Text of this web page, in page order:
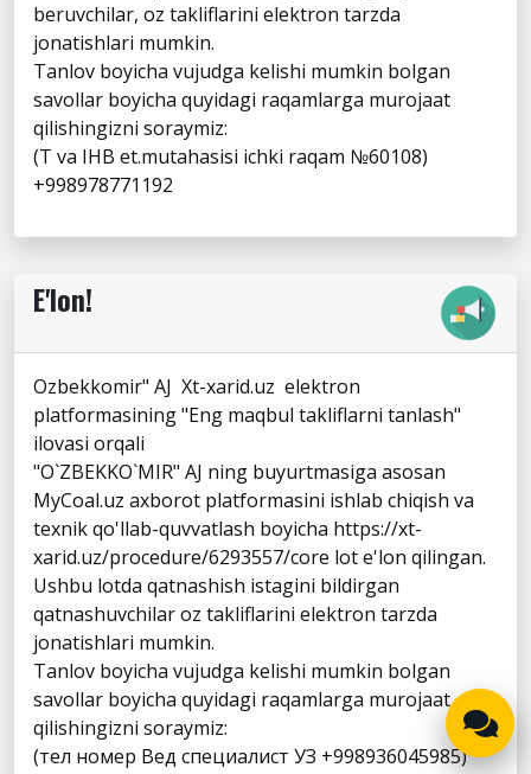
beruvchilar, oz takliflarini elektron tarzda
jonatishlari mumkin.
Tanlov boyicha vujudga kelishi mumkin bolgan
savollar boyicha quyidagi raqamlarga murojaat
qilishingizni soraymiz:
(T va IHB et.mutahasisi ichki raqam №60108)
+998978771192
E'lon!
Ozbekkomir" AJ Xt-xarid.uz elektron
platformasining "Eng maqbul takliflarni tanlash"
ilovasi orqali
"O`ZBEKKO`MIR" AJ ning buyurtmasiga asosan
MyCoal.uz axborot platformasini ishlab chiqish va
texnik qo'llab-quvvatlash boyicha https://xt-
xarid.uz/procedure/6293557/core lot e'lon qilingan.
Ushbu lotda qatnashish istagini bildirgan
qatnashuvchilar oz takliflarini elektron tarzda
jonatishlari mumkin.
Tanlov boyicha vujudga kelishi mumkin bolgan
savollar boyicha quyidagi raqamlarga murojaat
qilishingizni soraymiz:
(тел номер Вед специалист УЗ +998936045985)